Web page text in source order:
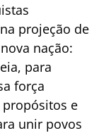
projeção de
nação:
para
força
e
unir povos